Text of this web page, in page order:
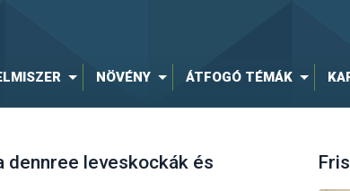
NÖVÉNY ÁTFOGÓ TÉMÁK
dennree leveskockák és